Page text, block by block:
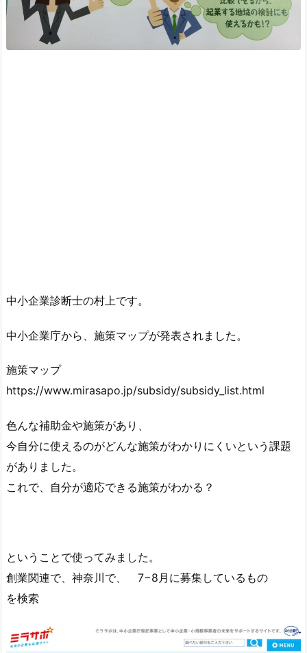
中小企業診断士の村上です。
中小企業庁から、施策マップが発表されました。
施策マップ
https://www.mirasapo.jp/subsidy/subsidy_list.html
色んな補助金や施策があり、
今自分に使えるのがどんな施策がわかりにくいという課題
がありました。
これで、自分が適応できる施策がわかる？
ということで使ってみました。
創業関連で、神奈川で、 7−8月に募集しているもの
を検索